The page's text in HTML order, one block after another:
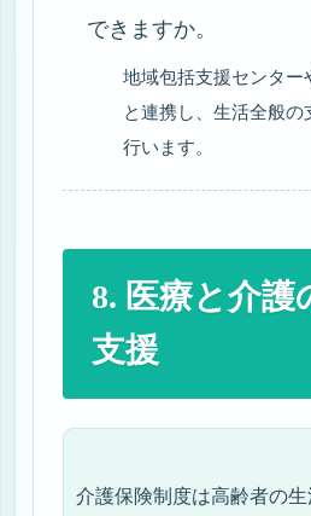
できますか。
地域包括支援センター
と連携し、生活全般の
行います。
8. 医療と介護
支援
介護保険制度は高齢者の